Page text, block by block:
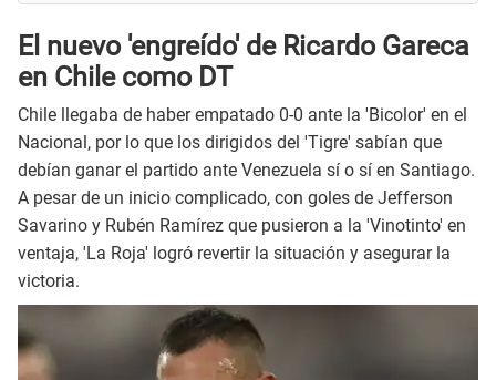
El nuevo 'engreído' de Ricardo Gareca
en Chile como DT
Chile llegaba de haber empatado 0-0 ante la 'Bicolor' en el
Nacional, por lo que los dirigidos del 'Tigre' sabían que
debían ganar el partido ante Venezuela sí o sí en Santiago.
A pesar de un inicio complicado, con goles de Jefferson
Savarino y Rubén Ramírez que pusieron a la 'Vinotinto' en
ventaja, 'La Roja' logró revertir la situación y asegurar la
victoria.